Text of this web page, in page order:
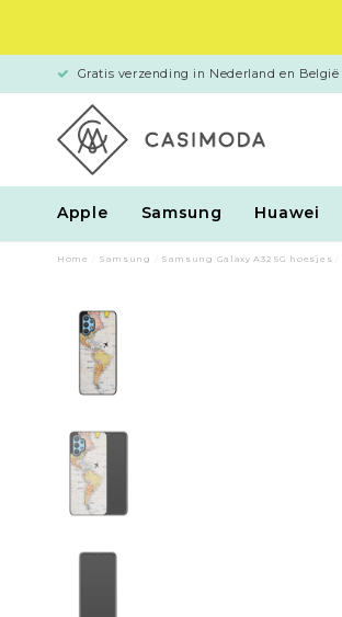
Gratis verzending in Nederland en België
Apple Samsung Huawei
Home Samsung Samsung Galaxy A32 5G hoesjes